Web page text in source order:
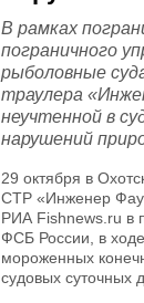
В рамках
пограничного
рыболовные
траулера
неучтенной в
нарушений
29 октября в
СТР «Инженер
РИА Fishnews.ru в
ФСБ России, в
мороженных
судовых суточных